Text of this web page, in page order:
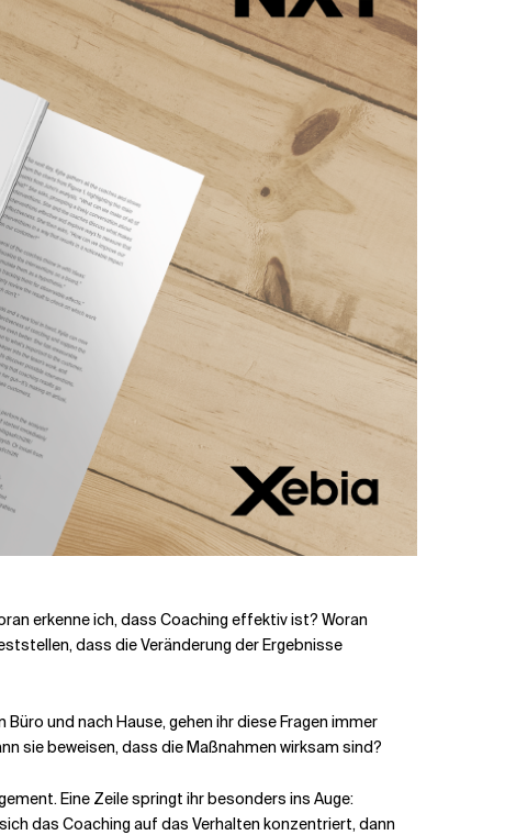
erkenne ich, dass Coaching effektiv ist? Woran
dass die Veränderung der Ergebnisse
und nach Hause, gehen ihr diese Fragen immer
sie beweisen, dass die Maßnahmen wirksam sind?
Eine Zeile springt ihr besonders ins Auge:
das Coaching auf das Verhalten konzentriert, dann